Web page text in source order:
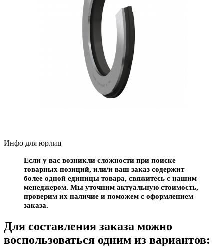
Инфо для юрлиц
Если у вас возникли сложности при поиске
товарных позиций, или/и ваш заказ содержит
более одной единицы товара, свяжитесь с нашим
менеджером. Мы уточним актуальную стоимость,
проверим их наличие и поможем с оформлением
заказа.
Для составления заказа можно
воспользоваться одним из вариантов: